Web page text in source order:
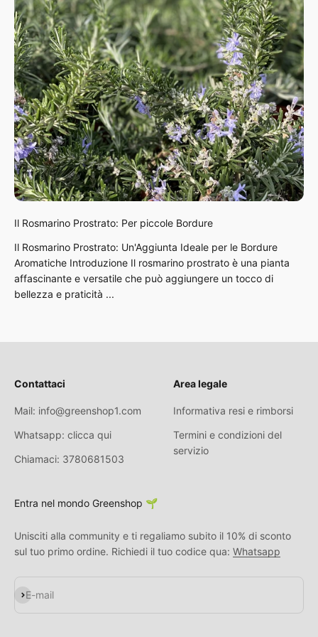
Il Rosmarino Prostrato: Per piccole Bordure
Il Rosmarino Prostrato: Un'Aggiunta Ideale per le Bordure
Aromatiche Introduzione Il rosmarino prostrato è una pianta
affascinante e versatile che può aggiungere un tocco di
bellezza e praticità ...
Contattaci
Mail: info@greenshop1.com
Whatsapp: clicca qui
Chiamaci: 3780681503
Area legale
Informativa resi e rimborsi
Termini e condizioni del
servizio
Entra nel mondo Greenshop 🌱
Unisciti alla community e ti regaliamo subito il 10% di sconto
sul tuo primo ordine. Richiedi il tuo codice qua: Whatsapp
E-mail
Iscriviti alla newsletter